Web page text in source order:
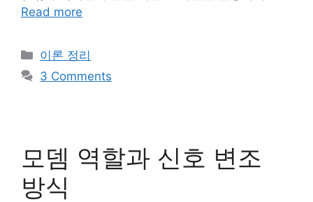
Read more
Categories
이론 정리
3 Comments
모뎀 역할과 신호 변조
방식